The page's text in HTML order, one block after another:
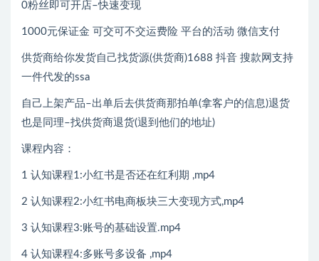
0粉丝即可开店–快速变现
1000元保证金 可交可不交运费险 平台的活动 微信支付
供货商给你发货自己找货源(供货商)1688 抖音 搜款网支持
一件代发的ssa
自己上架产品–出单后去供货商那拍单(拿客户的信息)退货
也是同理–找供货商退货(退到他们的地址)
课程内容：
1 认知课程1:小红书是否还在红利期 ,mp4
2 认知课程2:小红书电商板块三大变现方式,mp4
3 认知课程3:账号的基础设置.mp4
4 认知课程4:多账号多设备 ,mp4